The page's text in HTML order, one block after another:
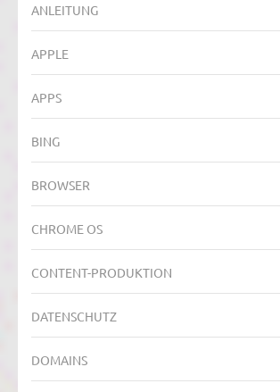
ANLEITUNG
APPLE
APPS
BING
BROWSER
CHROME OS
CONTENT-PRODUKTION
DATENSCHUTZ
DOMAINS